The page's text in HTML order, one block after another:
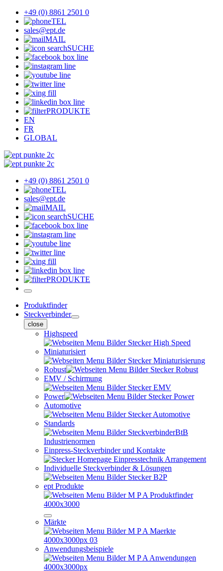
+49 (0) 8861 2501 0
TEL
sales@ept.de
MAIL
SUCHE
PRODUKTE
EN
FR
GLOBAL
+49 (0) 8861 2501 0
TEL
sales@ept.de
MAIL
SUCHE
PRODUKTE
Produktfinder
Steckverbinder
close
Highspeed
Miniaturisiert
Robust
EMV / Schirmung
Power
Automotive
Standards
Einpress-Steckverbinder und Kontakte
Individuelle Steckverbinder & Lösungen
ept Produkte
Märkte
Anwendungsbeispiele